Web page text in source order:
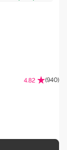
4.82 (940)